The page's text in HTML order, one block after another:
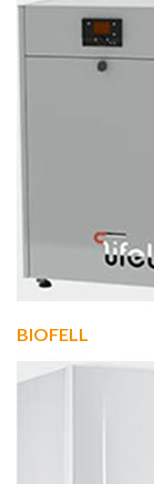
BIOFELL